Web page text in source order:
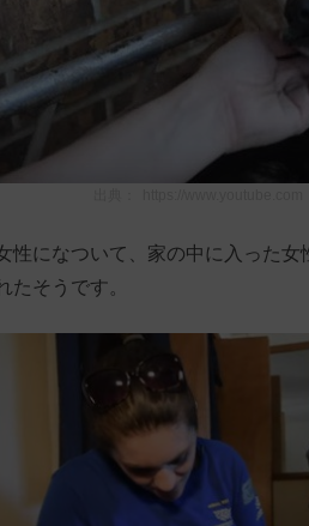
性になついて、家の中に入った
たそうです。